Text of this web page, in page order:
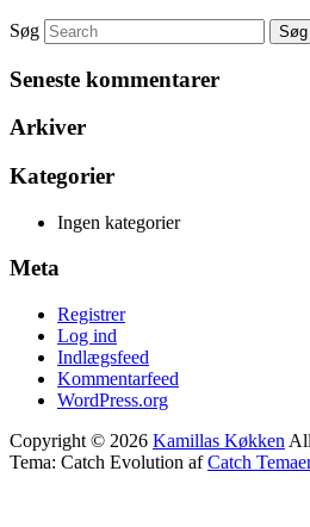
Søg
Seneste kommentarer
Arkiver
Kategorier
Ingen kategorier
Meta
Registrer
Log ind
Indlægsfeed
Kommentarfeed
WordPress.org
Copyright © 2026 Kamillas Køkken
Tema: Catch Evolution afCatch